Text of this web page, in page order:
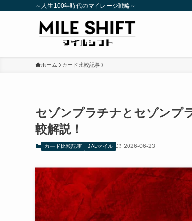
～人生100年時代のマイレージ戦略～
ホーム カード比較記事
セゾンプラチナとセゾンプ
較解説！
カード比較記事 JALマイル 2026-06-23